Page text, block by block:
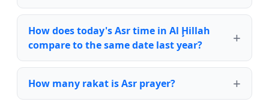
How does today's Asr time in Al Ḩillah
compare to the same date last year?
How many rakat is Asr prayer?